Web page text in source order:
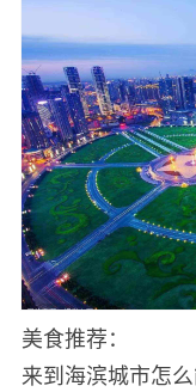
美食推荐：
来到海滨城市怎